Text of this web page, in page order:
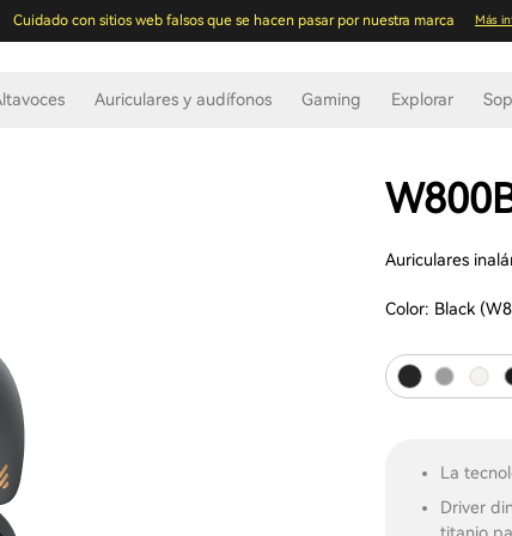
Cuidado con sitios web falsos que se hacen pasar por nuestra marca Más
Auriculares y audífonos Gaming Explorar
Auriculares
Color: Black
La
Driver